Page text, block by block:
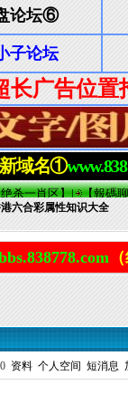
六合彩属性知识大全
资料 个人空间 短消息